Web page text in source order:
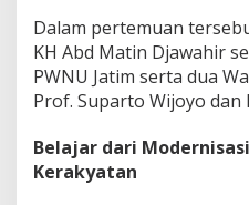
Dalam pertemuan
KH Abd Matin Djawahir
PWNU Jatim serta dua
Prof. Suparto Wijoyo dan
Belajar dari
Kerakyatan